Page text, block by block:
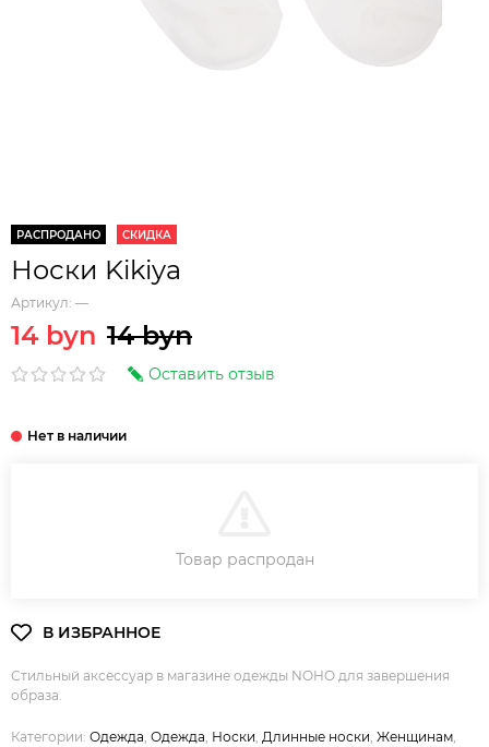
РАСПРОДАНО СКИДКА
Носки Kikiya
Артикул: —
14 byn 14 byn
Оставить отзыв
Товар распродан
Стильный аксессуар в магазине одежды NOHO для завершения
образа.
Категории: Одежда, Одежда, Носки, Длинные носки, Женщинам,